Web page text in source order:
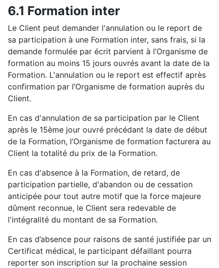
6.1 Formation inter
Le Client peut demander l'annulation ou le report de
sa participation à une Formation inter, sans frais, si la
demande formulée par écrit parvient à l’Organisme de
formation au moins 15 jours ouvrés avant la date de la
Formation. L'annulation ou le report est effectif après
confirmation par l’Organisme de formation auprès du
Client.
En cas d'annulation de sa participation par le Client
après le 15ème jour ouvré précédant la date de début
de la Formation, l’Organisme de formation facturera au
Client la totalité du prix de la Formation.
En cas d'absence à la Formation, de retard, de
participation partielle, d'abandon ou de cessation
anticipée pour tout autre motif que la force majeure
dûment reconnue, le Client sera redevable de
l'intégralité du montant de sa Formation.
En cas d’absence pour raisons de santé justifiée par un
Certificat médical, le participant défaillant pourra
reporter son inscription sur la prochaine session